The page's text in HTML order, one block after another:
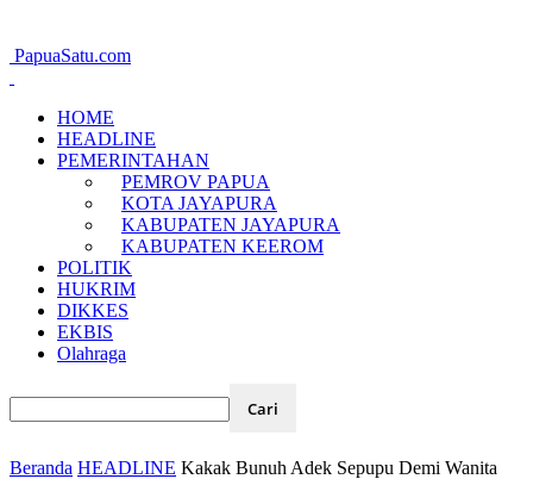
PapuaSatu.com
HOME
HEADLINE
PEMERINTAHAN
PEMROV PAPUA
KOTA JAYAPURA
KABUPATEN JAYAPURA
KABUPATEN KEEROM
POLITIK
HUKRIM
DIKKES
EKBIS
Olahraga
Beranda HEADLINE Kakak Bunuh Adek Sepupu Demi Wanita